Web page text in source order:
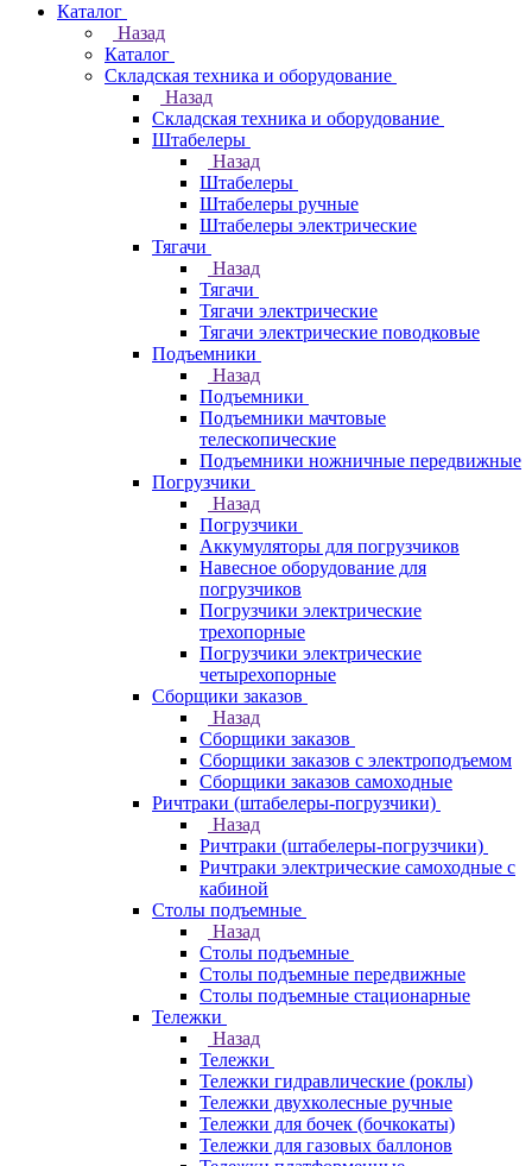
Каталог
Назад
Каталог
Складская техника и оборудование
Назад
Складская техника и оборудование
Штабелеры
Назад
Штабелеры
Штабелеры ручные
Штабелеры электрические
Тягачи
Назад
Тягачи
Тягачи электрические
Тягачи электрические поводковые
Подъемники
Назад
Подъемники
Подъемники мачтовые
телескопические
Подъемники ножничные передвижные
Погрузчики
Назад
Погрузчики
Аккумуляторы для погрузчиков
Навесное оборудование для
погрузчиков
Погрузчики электрические
трехопорные
Погрузчики электрические
четырехопорные
Сборщики заказов
Назад
Сборщики заказов
Сборщики заказов с электроподъемом
Сборщики заказов самоходные
Ричтраки (штабелеры-погрузчики)
Назад
Ричтраки (штабелеры-погрузчики)
Ричтраки электрические самоходные с
кабиной
Столы подъемные
Назад
Столы подъемные
Столы подъемные передвижные
Столы подъемные стационарные
Тележки
Назад
Тележки
Тележки гидравлические (роклы)
Тележки двухколесные ручные
Тележки для бочек (бочкокаты)
Тележки для газовых баллонов